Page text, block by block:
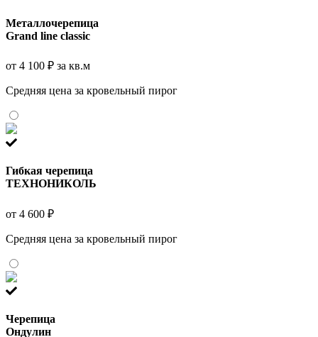
Металлочерепица
Grand line classic
от 4 100 ₽ за кв.м
Средняя цена за кровельный пирог
Гибкая черепица
ТЕХНОНИКОЛЬ
от 4 600 ₽
Средняя цена за кровельный пирог
Черепица
Ондулин